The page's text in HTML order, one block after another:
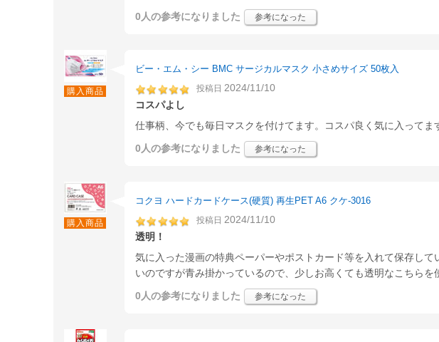
0人の参考になりました 参考になった
購入商品
ビー・エム・シー BMC サージカルマスク 小さめサイズ 50枚入
投稿日 2024/11/10
コスパよし
仕事柄、今でも毎日マスクを付けてます。コスパ良く気に入ってま
0人の参考になりました 参考になった
購入商品
コクヨ ハードカードケース(硬質) 再生PET A6 クケ-3016
投稿日 2024/11/10
透明！
気に入った漫画の特典ペーパーやポストカード等を入れて保存し
いのですが青み掛かっているので、少しお高くても透明なこちらを
0人の参考になりました 参考になった